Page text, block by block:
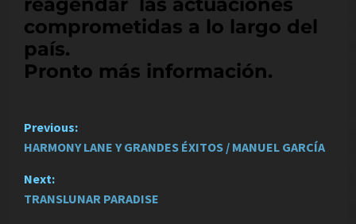
reagendar las actuaciones
comprometidas a lo largo del
país.
Pronto más información.
P
o
s
Previous:
HARMONY LANE Y GRANDES ÉXITOS / MANUEL GARCÍA
Next:
TRANSLUNAR PARADISE